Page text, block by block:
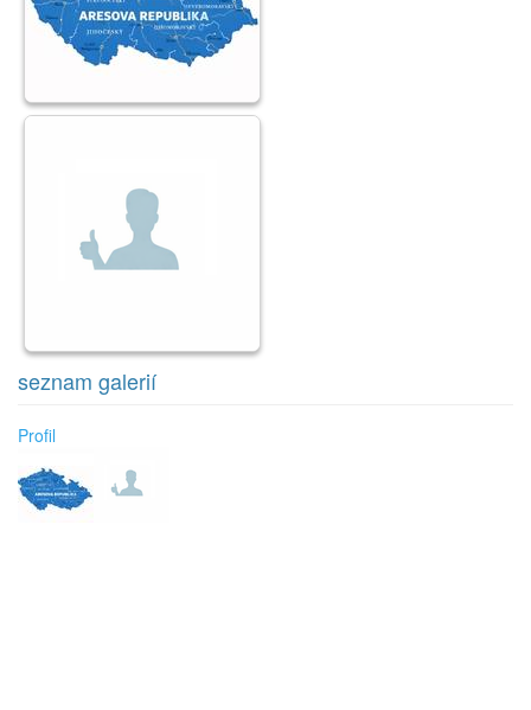
seznam galerií
Profil